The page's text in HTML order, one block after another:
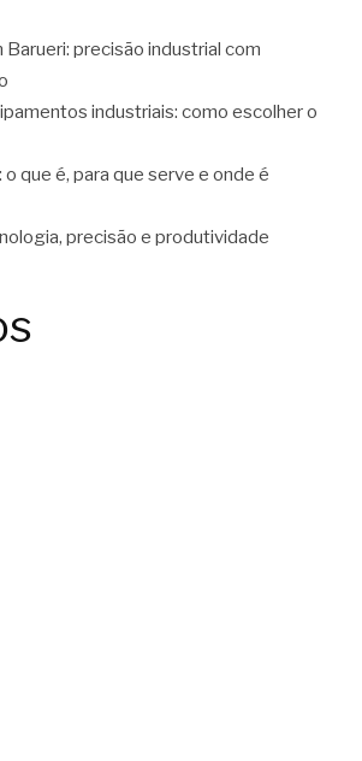
Barueri: precisão industrial com
industriais: como escolher o
que é, para que serve e onde é
precisão e produtividade